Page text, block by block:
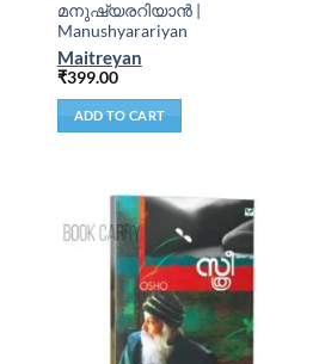
മനുഷ്യരറിയാന്‍ |
Manushyarariyan
Maitreyan
₹399.00
ADD TO CART